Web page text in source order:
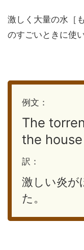
激しく大量の水［
のすごいときに使い
例文：
The
the
訳：
激しい炎が
た。